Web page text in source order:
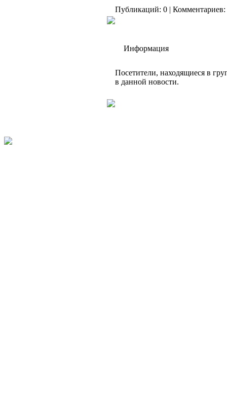
Публикаций: 0 | Комментариев:
Информация
Посетители, находящиеся в
в данной новости.